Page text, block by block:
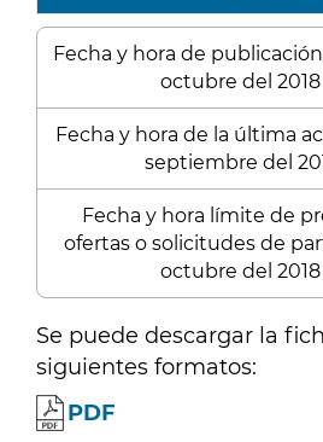
Fecha y hora de
octubre del 2018
Fecha y hora de la última
septiembre del
Fecha y hora límite de
ofertas o solicitudes de
octubre del 2018
Se puede descargar la
siguientes formatos:
PDF